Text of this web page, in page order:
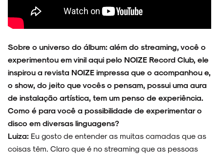
Sobre o universo do álbum: além do streaming, você o
experimentou em vinil aqui pelo NOIZE Record Club, ele
inspirou a revista NOIZE impressa que o acompanhou e,
o show, do jeito que vocês o pensam, possui uma aura
de instalação artística, tem um penso de experiência.
Como é para você a possibilidade de experimentar o
disco em diversas linguagens?
Luiza: Eu gosto de entender as muitas camadas que as
coisas têm. Claro que é no streaming que as pessoas